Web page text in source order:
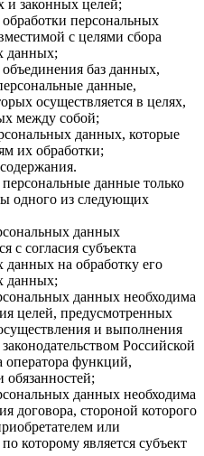
и законных целей;
персональных
с целями сбора
данных;
баз данных,
данные,
осуществляется в целях,
между собой;
данных, которые
их обработки;
данные только
одного из следующих
данных
с согласия субъекта
данных на обработку его
данных;
данных необходима
целей, предусмотренных
и выполнения
Российской
оператора функций,
данных необходима
договора, стороной которого
или
которому является субъект